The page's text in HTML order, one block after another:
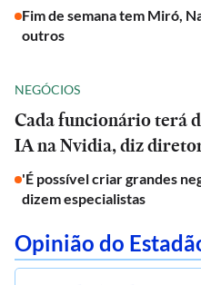
Fim de semana tem Miró,
outros
NEGÓCIOS
Cada funcionário terá
IA na Nvidia, diz
'É possível criar grandes
dizem especialistas
Opinião do